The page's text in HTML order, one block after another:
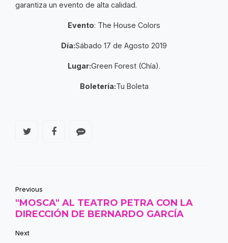
garantiza un evento de alta calidad.
Evento: The House Colors
Día:Sábado 17 de Agosto 2019
Lugar:Green Forest (Chía).
Boletería:Tu Boleta
Previous
"MOSCA" AL TEATRO PETRA CON LA
DIRECCIÓN DE BERNARDO GARCÍA
Next